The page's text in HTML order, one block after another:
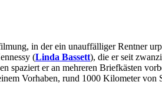
in der ein unauffälliger Rentner
(Linda Bassett), die er seit
spaziert er an mehreren Briefkästen
Vorhaben, rund 1000 Kilometer von